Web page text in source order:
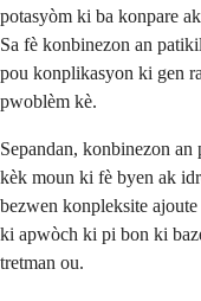
potasyòm ki ba konpare
Sa fè konbinezon an
pou konplikasyon ki gen
pwoblèm kè.
Sepandan, konbinezon
kèk moun ki fè byen ak
bezwen konpleksite
ki apwòch ki pi bon ki
tretman ou.